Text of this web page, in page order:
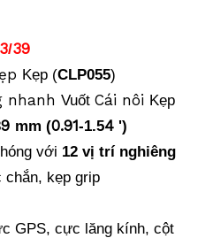
/39
Kẹp (CLP055)
nhanh Vuốt Cái nôi Kẹp
9 mm (0.91-1.54 ')
với 12 vị trí nghiêng
chắn, kẹp grip
GPS, cực lăng kính, cột